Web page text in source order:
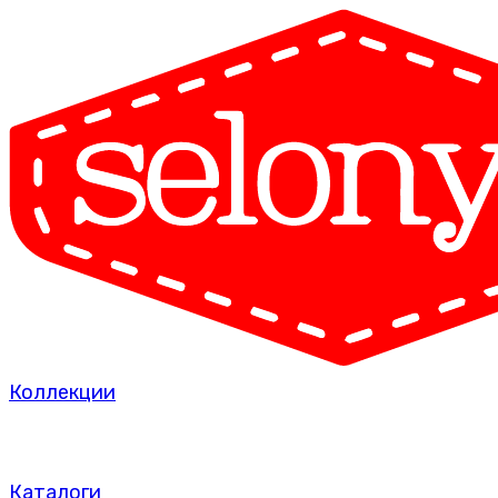
Коллекции
Каталоги